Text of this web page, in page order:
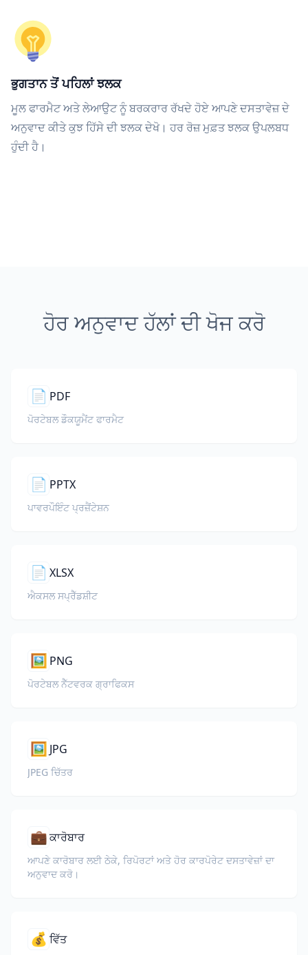
ਭੁਗਤਾਨ ਤੋਂ ਪਹਿਲਾਂ ਝਲਕ
ਮੂਲ ਫਾਰਮੈਟ ਅਤੇ ਲੇਆਉਟ ਨੂੰ ਬਰਕਰਾਰ ਰੱਖਦੇ ਹੋਏ ਆਪਣੇ ਦਸਤਾਵੇਜ਼ ਦੇ
ਅਨੁਵਾਦ ਕੀਤੇ ਕੁਝ ਹਿੱਸੇ ਦੀ ਝਲਕ ਦੇਖੋ। ਹਰ ਰੋਜ਼ ਮੁਫ਼ਤ ਝਲਕ ਉਪਲਬਧ
ਹੁੰਦੀ ਹੈ।
ਹੋਰ ਅਨੁਵਾਦ ਹੱਲਾਂ ਦੀ ਖੋਜ ਕਰੋ
📄 PDF
ਪੋਰਟੇਬਲ ਡੌਕਯੂਮੈਂਟ ਫਾਰਮੈਟ
📄 PPTX
ਪਾਵਰਪੌਇੰਟ ਪ੍ਰਜ਼ੈਂਟੇਸ਼ਨ
📄 XLSX
ਐਕਸਲ ਸਪ੍ਰੈੱਡਸ਼ੀਟ
🖼️ PNG
ਪੋਰਟੇਬਲ ਨੈੱਟਵਰਕ ਗ੍ਰਾਫਿਕਸ
🖼️ JPG
JPEG ਚਿੱਤਰ
💼ਕਾਰੋਬਾਰ
ਆਪਣੇ ਕਾਰੋਬਾਰ ਲਈ ਠੇਕੇ, ਰਿਪੋਰਟਾਂ ਅਤੇ ਹੋਰ ਕਾਰਪੋਰੇਟ ਦਸਤਾਵੇਜ਼ਾਂ ਦਾ
ਅਨੁਵਾਦ ਕਰੋ।
💰 ਵਿੱਤ